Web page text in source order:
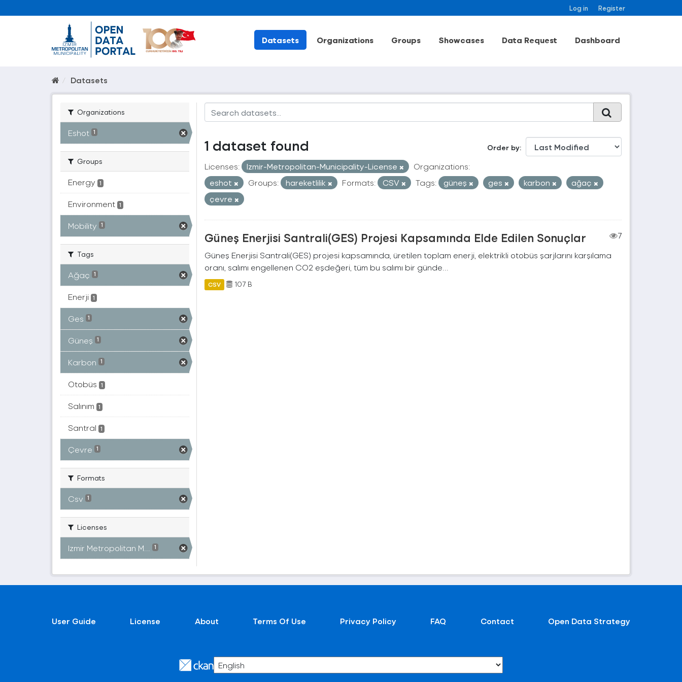
Log in Register
Datasets Organizations Groups Showcases Data Request Dashboard
Datasets
Organizations
Eshot 1
Groups
Energy 1
Environment 1
Mobility 1
Tags
Ağaç 1
Enerji 1
Ges 1
Güneş 1
Karbon 1
Otobüs 1
Salınım 1
Santral 1
Çevre 1
Formats
Csv 1
Licenses
Izmir Metropolitan M... 1
Order by
1 dataset found
Licenses: Izmir-Metropolitan-Municipality-License
Organizations:
eshot
Groups: hareketlilik Formats: CSV Tags: güneş ges karbon
ağaç
çevre
Güneş Enerjisi Santrali(GES) Projesi Kapsamında Elde Edilen Sonuçlar
7
Güneş Enerjisi Santrali(GES) projesi kapsamında, üretilen toplam enerji, elektrikli otobüs şarjlarını karşılama
oranı, salımı engellenen CO2 eşdeğeri, tüm bu salımı bir günde...
CSV 107 B
User Guide License About Terms Of Use Privacy Policy FAQ Contact Open Data Strategy